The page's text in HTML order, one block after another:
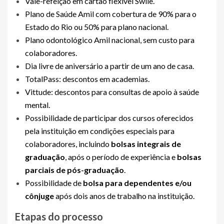
Plano de Saúde Amil com cobertura de 90% para o
Estado do Rio ou 50% para plano nacional.
Plano odontológico Amil nacional, sem custo para
colaboradores.
Dia livre de aniversário a partir de um ano de casa.
TotalPass: descontos em academias.
Vittude: descontos para consultas de apoio à saúde
mental.
Possibilidade de participar dos cursos oferecidos
pela instituição em condições especiais para
colaboradores, incluindo bolsas integrais de
graduação, após o período de experiência e bolsas
parciais de pós-graduação.
Possibilidade de bolsa para dependentes e/ou
cônjugeapós dois anos de trabalho na instituição.
Etapas do processo